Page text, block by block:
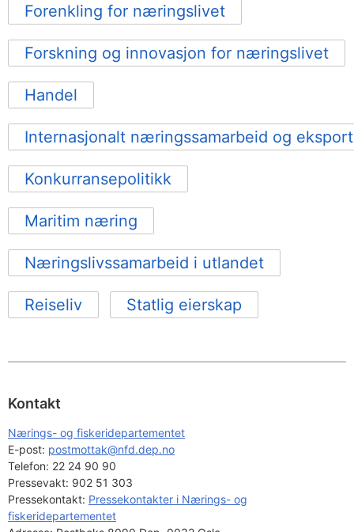
Forenkling for næringslivet
Forskning og innovasjon for næringslivet
Handel
Internasjonalt næringssamarbeid og eksport
Konkurransepolitikk
Maritim næring
Næringslivssamarbeid i utlandet
Reiseliv Statlig eierskap
Kontakt
Nærings- og fiskeridepartementet
E-post: postmottak@nfd.dep.no
Telefon: 22 24 90 90
Pressevakt: 902 51 303
Pressekontakt: Pressekontakter i Nærings- og
fiskeridepartementet